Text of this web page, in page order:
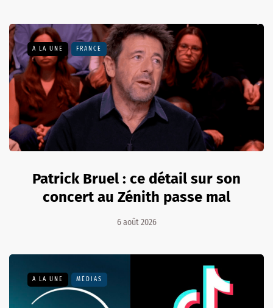
A LA UNE FRANCE
Patrick Bruel : ce détail sur son
concert au Zénith passe mal
6 août 2026
A LA UNE MÉDIAS